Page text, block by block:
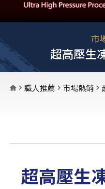
市
超高壓生
職人推薦 市場熱銷
超高壓生